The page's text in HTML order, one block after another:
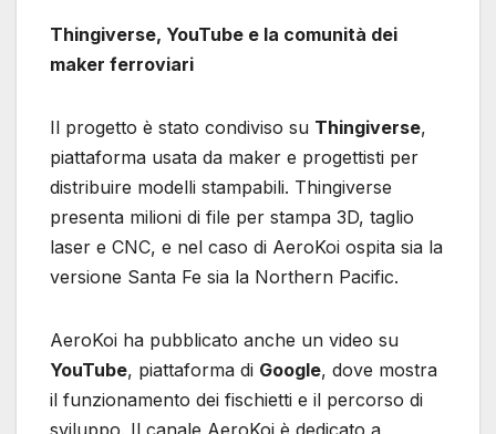
Thingiverse, YouTube e la comunità dei
maker ferroviari
Il progetto è stato condiviso su Thingiverse,
piattaforma usata da maker e progettisti per
distribuire modelli stampabili. Thingiverse
presenta milioni di file per stampa 3D, taglio
laser e CNC, e nel caso di AeroKoi ospita sia la
versione Santa Fe sia la Northern Pacific.
AeroKoi ha pubblicato anche un video su
YouTube, piattaforma di Google, dove mostra
il funzionamento dei fischietti e il percorso di
sviluppo. Il canale AeroKoi è dedicato a